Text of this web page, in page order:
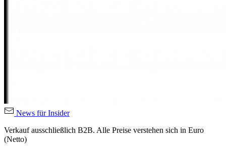
News für Insider
Verkauf ausschließlich B2B. Alle Preise verstehen sich in Euro
(Netto)